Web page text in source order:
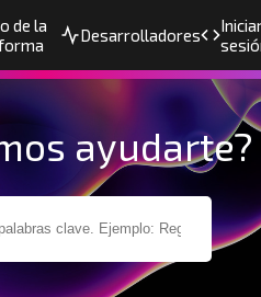
de la
Desarrolladores
ayudarte?